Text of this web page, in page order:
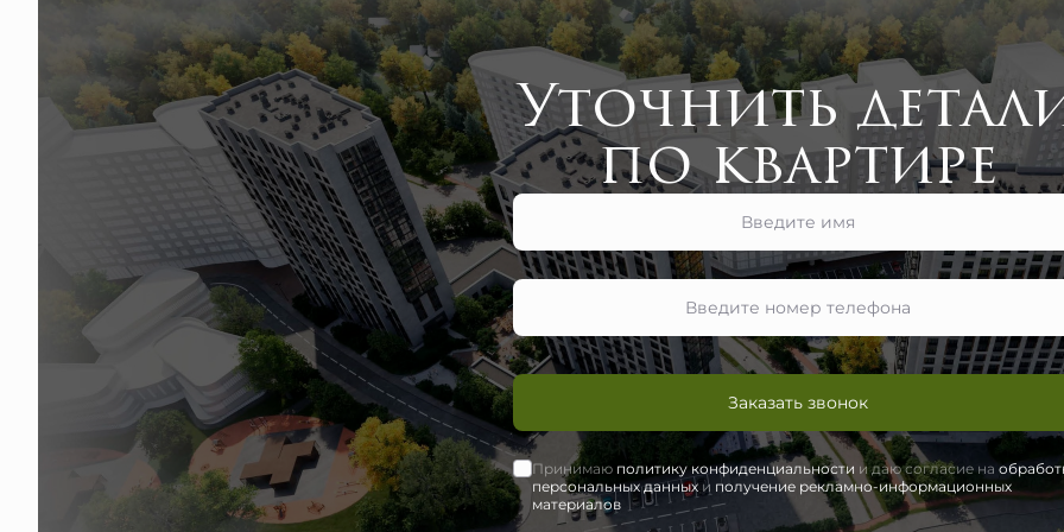
Уточнить
по квартире
Заказать звонок
Принимаю политику конфиденциальности и даю согласие на
персональных данныхи получение рекламно-информационных
материалов